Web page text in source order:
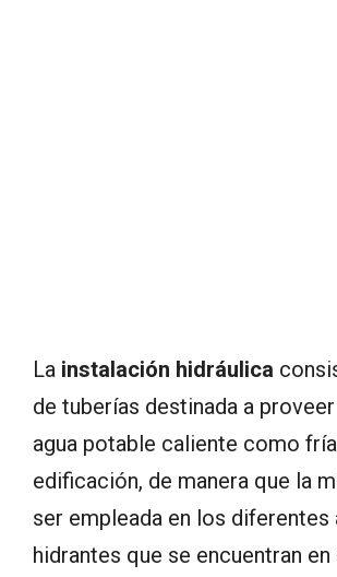
La instalación hidráulica
de tuberías destinada a
agua potable caliente como fría
edificación, de manera que la
ser empleada en los
hidrantes que se encuentran